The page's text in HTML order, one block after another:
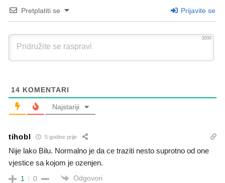
Pretplatiti se Prijavite se
3000
14 KOMENTARI
Najstariji
tihobl 5 godine prije
Nije lako Bilu. Normalno je da ce traziti nesto suprotno od one
vjestice sa kojom je ozenjen.
1 0 Odgovori